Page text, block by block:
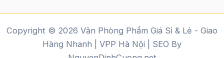
Copyright © 2026 Văn Phòng Phẩm Giá Sỉ & Lẻ - Giao
Hàng Nhanh | VPP Hà Nội | SEO By